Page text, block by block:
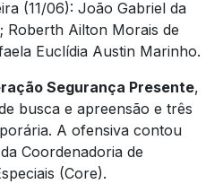
(11/06): João Gabriel da
Roberth Ailton Morais de
Euclídia Austin Marinho.
Segurança Presente,
busca e apreensão e três
A ofensiva contou
Coordenadoria de
(Core).